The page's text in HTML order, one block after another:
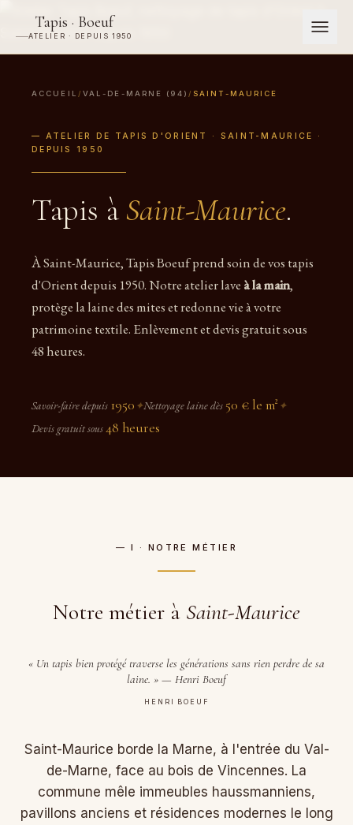
Tapis · Boeuf
ATELIER · DEPUIS 1950
ACCUEIL / VAL-DE-MARNE (94) / SAINT-MAURICE
— ATELIER DE TAPIS D'ORIENT · SAINT-MAURICE ·
DEPUIS 1950
Tapis à Saint-Maurice.
À Saint-Maurice, Tapis Boeuf prend soin de vos tapis
d'Orient depuis 1950. Notre atelier lave à la main,
protège la laine des mites et redonne vie à votre
patrimoine textile. Enlèvement et devis gratuit sous
48 heures.
Savoir-faire depuis 1950 ✦Nettoyage laine dès 50 € le m² ✦
Devis gratuit sous48 heures
— I · NOTRE MÉTIER
Notre métier à Saint-Maurice
« Un tapis bien protégé traverse les générations sans rien perdre de sa
laine. » — Henri Boeuf
HENRI BOEUF
Saint-Maurice borde la Marne, à l'entrée du Val-
de-Marne, face au bois de Vincennes. La
commune mêle immeubles haussmanniens,
pavillons anciens et résidences modernes le long